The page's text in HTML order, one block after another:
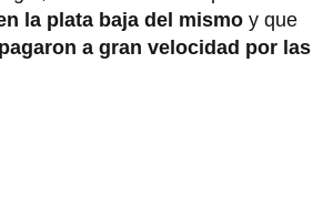
la plata baja del mismo y que
a gran velocidad por las